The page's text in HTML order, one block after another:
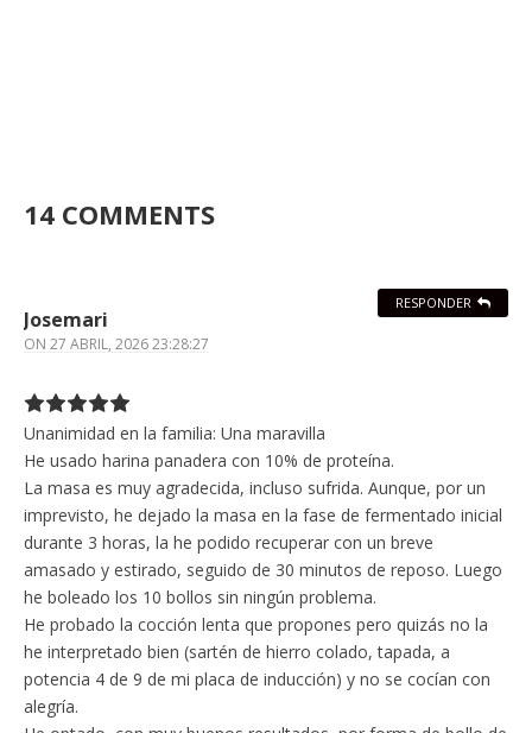
14 COMMENTS
Josemari
ON 27 ABRIL, 2026 23:28:27
Unanimidad en la familia: Una maravilla
He usado harina panadera con 10% de proteína.
La masa es muy agradecida, incluso sufrida. Aunque, por un
imprevisto, he dejado la masa en la fase de fermentado inicial
durante 3 horas, la he podido recuperar con un breve
amasado y estirado, seguido de 30 minutos de reposo. Luego
he boleado los 10 bollos sin ningún problema.
He probado la cocción lenta que propones pero quizás no la
he interpretado bien (sartén de hierro colado, tapada, a
potencia 4 de 9 de mi placa de inducción) y no se cocían con
alegría.
RESPONDER